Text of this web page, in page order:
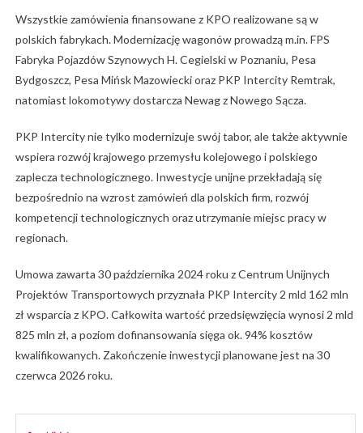
Wszystkie zamówienia finansowane z KPO realizowane są w
polskich fabrykach. Modernizację wagonów prowadzą m.in. FPS
Fabryka Pojazdów Szynowych H. Cegielski w Poznaniu, Pesa
Bydgoszcz, Pesa Mińsk Mazowiecki oraz PKP Intercity Remtrak,
natomiast lokomotywy dostarcza Newag z Nowego Sącza.
PKP Intercity nie tylko modernizuje swój tabor, ale także aktywnie
wspiera rozwój krajowego przemysłu kolejowego i polskiego
zaplecza technologicznego. Inwestycje unijne przekładają się
bezpośrednio na wzrost zamówień dla polskich firm, rozwój
kompetencji technologicznych oraz utrzymanie miejsc pracy w
regionach.
Umowa zawarta 30 października 2024 roku z Centrum Unijnych
Projektów Transportowych przyznała PKP Intercity 2 mld 162 mln
zł wsparcia z KPO. Całkowita wartość przedsięwzięcia wynosi 2 mld
825 mln zł, a poziom dofinansowania sięga ok. 94% kosztów
kwalifikowanych. Zakończenie inwestycji planowane jest na 30
czerwca 2026 roku.